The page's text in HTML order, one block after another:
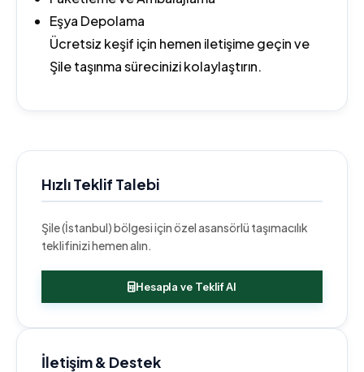
Eşya Depolama
Ücretsiz keşif için hemen iletişime geçin ve
Şile taşınma sürecinizi kolaylaştırın.
Hızlı Teklif Talebi
Şile (İstanbul) bölgesi için özel asansörlü taşımacılık
teklifinizi hemen alın.
Hesapla ve Teklif Al
İletişim & Destek